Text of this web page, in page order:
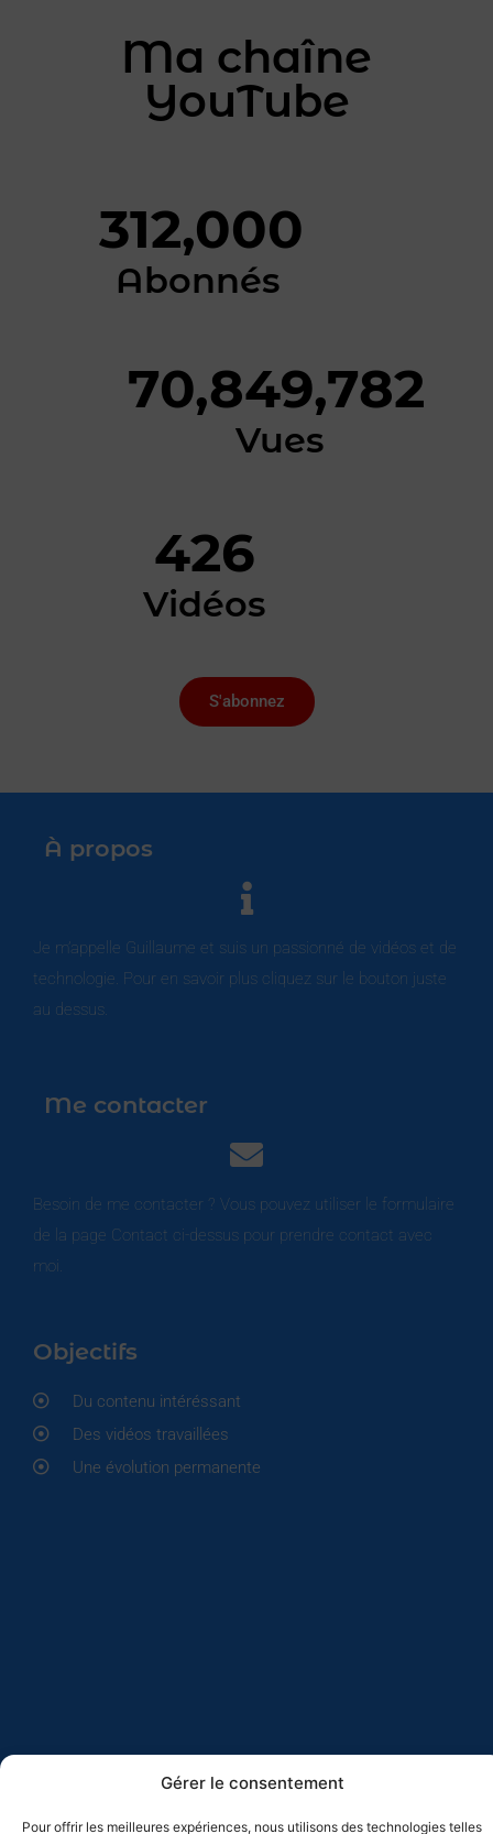
Gérer le consentement
Pour offrir les meilleures expériences, nous utilisons des technologies telles
Ma chaîne
YouTube
312,000
Abonnés
70,849,782
Vues
426
Vidéos
S'abonnez
À propos
Je m’appelle Guillaume et suis un passionné de vidéos et de
technologie. Pour en savoir plus cliquez sur le bouton juste
au dessus.
Me contacter
Besoin de me contacter ? Vous pouvez utiliser le formulaire
de la page Contact ci-dessus pour prendre contact avec
moi.
Objectifs
Du contenu intéréssant
Des vidéos travaillées
Une évolution permanente